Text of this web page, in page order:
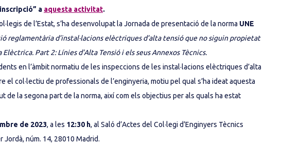
a aquesta activitat.
de l’Estat, s’ha desenvolupat la Jornada de presentació de la norma UNE
reglamentària d’instal·lacions elèctriques d’alta tensió que no siguin propietat
Part 2: Línies d’Alta Tensió i els seus Annexos Tècnics.
en l’àmbit normatiu de les inspeccions de les instal·lacions elèctriques d’alta
col·lectiu de professionals de l’enginyeria, motiu pel qual s’ha ideat aquesta
de la segona part de la norma, així com els objectius per als quals ha estat
de 2023, a les 12:30 h, al Saló d’Actes del Col·legi d’Enginyers Tècnics
Jordà, núm. 14, 28010 Madrid.